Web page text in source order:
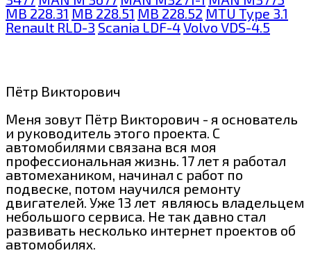
MB 228.31 MB 228.51 MB 228.52 MTU Type 3.1
Renault RLD-3 Scania LDF-4Volvo VDS-4.5
Пётр Викторович
Меня зовут Пётр Викторович - я основатель
и руководитель этого проекта. С
автомобилями связана вся моя
профессиональная жизнь. 17 лет я работал
автомехаником, начинал с работ по
подвеске, потом научился ремонту
двигателей. Уже 13 лет являюсь владельцем
небольшого сервиса. Не так давно стал
развивать несколько интернет проектов об
автомобилях.